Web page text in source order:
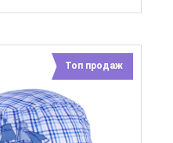
Топ продаж